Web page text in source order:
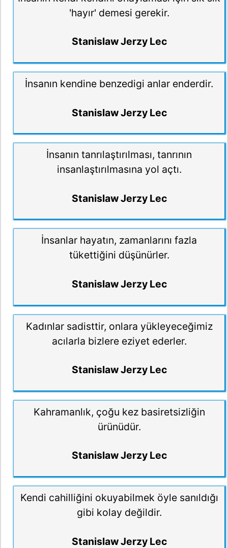
'hayır' demesi gerekir.
Stanislaw Jerzy Lec
İnsanın kendine benzedigi anlar enderdir.
Stanislaw Jerzy Lec
İnsanın tanrılaştırılması, tanrının
insanlaştırılmasına yol açtı.
Stanislaw Jerzy Lec
İnsanlar hayatın, zamanlarını fazla
tükettiğini düşünürler.
Stanislaw Jerzy Lec
Kadınlar sadisttir, onlara yükleyeceğimiz
acılarla bizlere eziyet ederler.
Stanislaw Jerzy Lec
Kahramanlık, çoğu kez basiretsizliğin
ürünüdür.
Stanislaw Jerzy Lec
Kendi cahilliğini okuyabilmek öyle sanıldığı
gibi kolay değildir.
Stanislaw Jerzy Lec